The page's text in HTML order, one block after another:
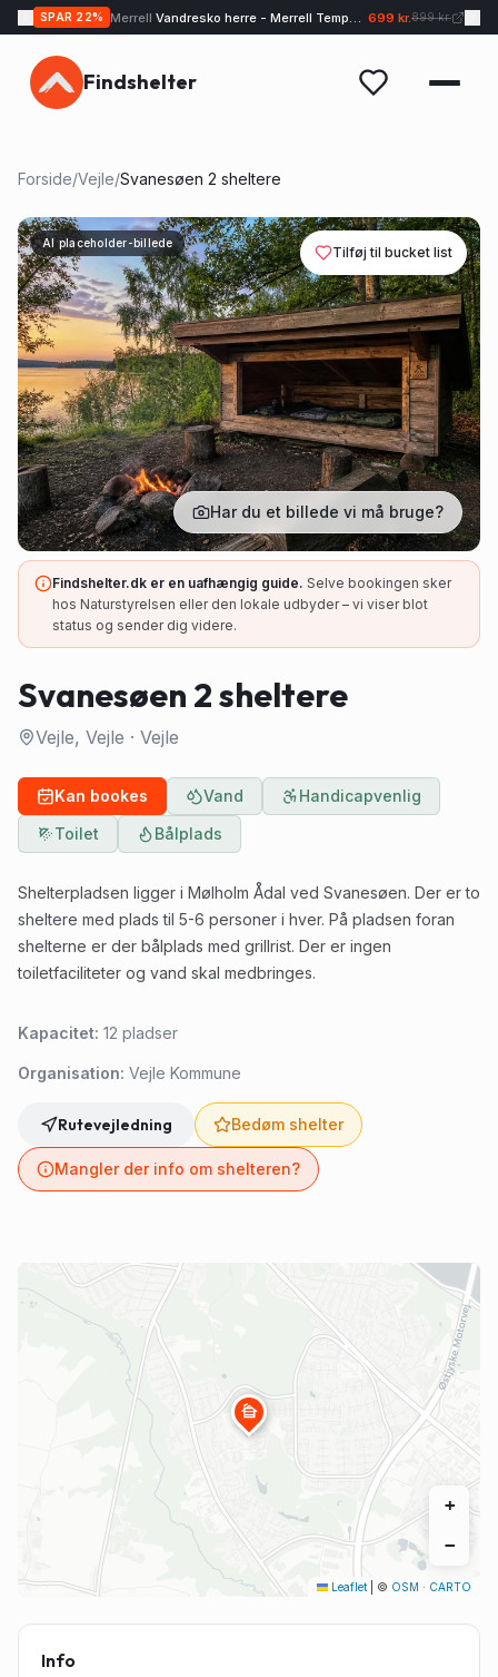
SPAR 22% Merrell Vandresko herre - Merrell Tempo EXP - Sand 699 kr.899 kr.
Findshelter
Forside/Vejle/Svanesøen 2 sheltere
AI placeholder-billede
Tilføj til bucket list
Har du et billede vi må bruge?
Findshelter.dk er en uafhængig guide. Selve bookingen sker
hos Naturstyrelsen eller den lokale udbyder – vi viser blot
status og sender dig videre.
Svanesøen 2 sheltere
Vejle, Vejle · Vejle
Kan bookes Vand
Handicapvenlig
Toilet
Bålplads
Shelterpladsen ligger i Mølholm Ådal ved Svanesøen. Der er to
sheltere med plads til 5-6 personer i hver. På pladsen foran
shelterne er der bålplads med grillrist. Der er ingen
toiletfaciliteter og vand skal medbringes.
Kapacitet: 12 pladser
Organisation: Vejle Kommune
Rutevejledning Bedøm shelter
Mangler der info om shelteren?
cabin
+
−
Leaflet © OSM · CARTO
Info